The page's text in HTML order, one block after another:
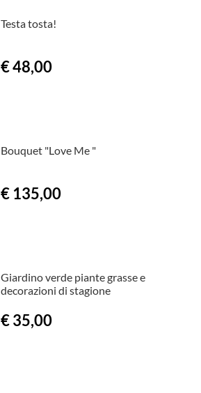
Testa tosta!
€ 48,00
Bouquet "Love Me "
€ 135,00
Giardino verde piante grasse e
decorazioni di stagione
€ 35,00